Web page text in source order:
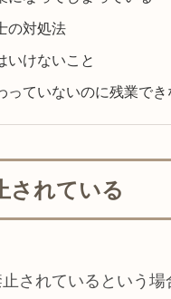
の対処法
いけないこと
っていないのに残業で
されている
されているという場